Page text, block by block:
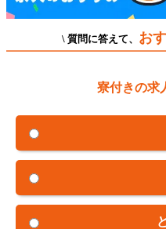
\ 質問に答えて、 お
寮付きの求